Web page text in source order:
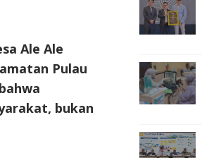
Ale Ale
Pulau
bukan